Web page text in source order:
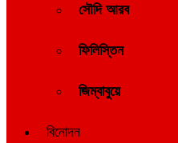
সৌদি আরব
ফিলিস্তিন
জিম্বাবুয়ে
বিনোদন